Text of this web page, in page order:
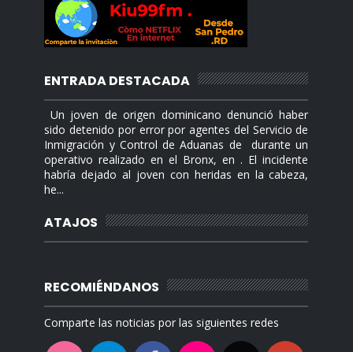
ENTRADA DESTACADA
Un joven de origen dominicano denunció haber
sido detenido por error por agentes del Servicio de
Inmigración y Control de Aduanas de durante un
operativo realizado en el Bronx, en . El incidente
habría dejado al joven con heridas en la cabeza,
he...
ATAJOS
RECOMIÉNDANOS
Comparte las noticias por las siguientes redes